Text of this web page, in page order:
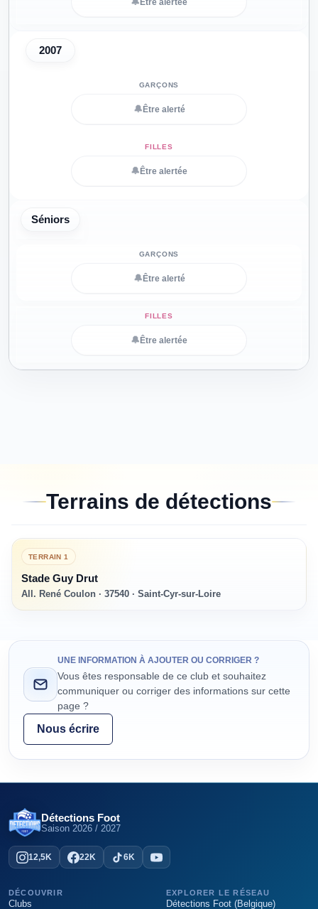
Terrains de détections
TERRAIN1
Stade Guy Drut
All. René Coulon · 37540 · Saint-Cyr-sur-Loire
Être alertée
2007
🔔 Être alerté
🔔 Être alertée
Séniors
🔔 Être alerté
🔔 Être alertée
UNE INFORMATION À AJOUTER OU CORRIGER ?
Vous êtes responsable de ce club et souhaitez
communiquer ou corriger des informations sur cette
page ?
Nous écrire
Détections Foot
Saison 2026 / 2027
12,5K 22K 6K
DÉCOUVRIR
Clubs
EXPLORER LE RÉSEAU
Détections Foot (Belgique)